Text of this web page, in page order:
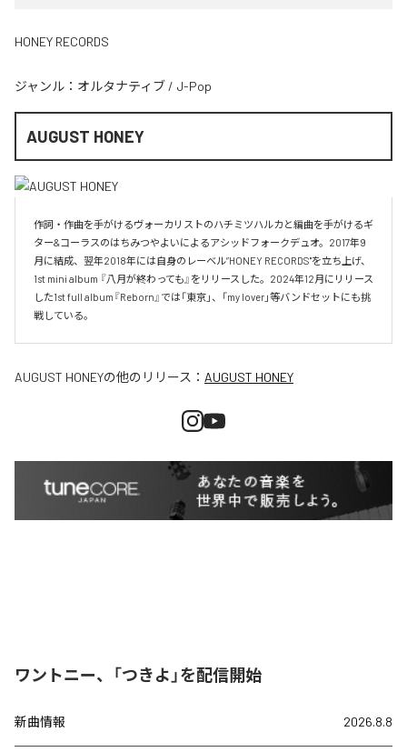
HONEY RECORDS
ジャンル： オルタナティブ / J-Pop
AUGUST HONEY
作詞・作曲を手がけるヴォーカリストのハチミツハルカと編曲を手がけるギ
ター&コーラスのはちみつやよいによるアシッドフォークデュオ。2017年9
月に結成、翌年2018年には自身のレーベル”HONEY RECORDS"を立ち上げ、
1st mini album 『八月が終わっても』をリリースした。2024年12月にリリース
した1st full album『Reborn』では「東京」、「my lover」等バンドセットにも挑
戦している。
AUGUST HONEYの他のリリース： AUGUST HONEY
ワントニー、「つきよ」を配信開始
新曲情報 2026.8.8